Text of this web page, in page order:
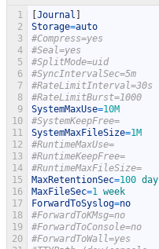
1
2
3
4
5
6
7
8
9
10
11
12
13
14
15
16
17
18
19
20
Journal
Storage=auto
#Compress=yes
#Seal=yes
#SplitMode=uid
#SyncIntervalSec=5m
#RateLimitInterval=30s
#RateLimitBurst=1000
SystemMaxUse=10M
#SystemKeepFree=
SystemMaxFileSize=1M
#RuntimeMaxUse=
#RuntimeKeepFree=
#RuntimeMaxFileSize=
MaxRetentionSec=100 day
MaxFileSec=1 week
ForwardToSyslog=no
#ForwardToKMsg=no
#ForwardToConsole=no
#ForwardToWall=yes